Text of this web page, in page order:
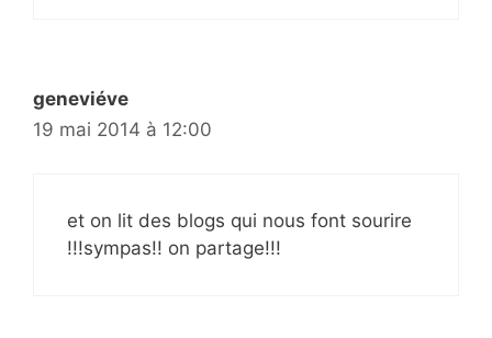
geneviéve
19 mai 2014 à 12:00
et on lit des blogs qui nous font sourire
!!!sympas!! on partage!!!